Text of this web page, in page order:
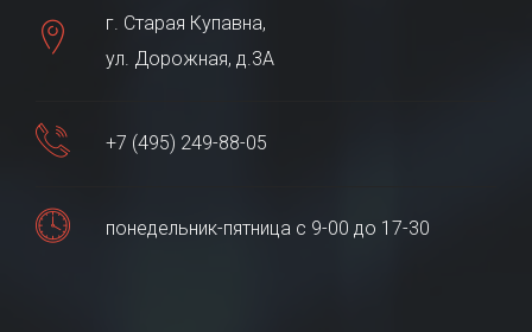
г. Старая Купавна,
ул. Дорожная, д.3А
+7 (495) 249-88-05
понедельник-пятница с 9-00 до 17-30